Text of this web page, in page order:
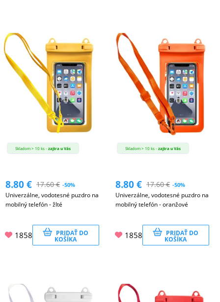
Skladom > 10 ks -zajtra u Vás
8.80€ 17.60€ -50%
Univerzálne, vodotesné puzdro na
mobilný telefón - žlté
1858 PRIDAŤ DO
KOŠÍKA
Skladom > 10 ks -zajtra u Vás
8.80€ 17.60€ -50%
Univerzálne, vodotesné puzdro na
mobilný telefón - oranžové
1858 PRIDAŤ DO
KOŠÍKA